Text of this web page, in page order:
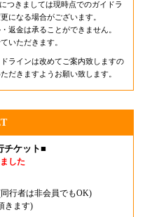
つきましては現時点でのガイドラ
になる場合がございます。
返金は承ることができません。
いただきます。
ラインは改めてご案内致しますの
だきますようお願い致します。
チケット■
した
行者は非会員でもOK)
きます)